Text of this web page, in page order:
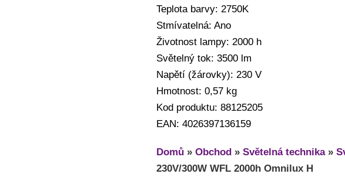
Teplota barvy: 2750K
Stmívatelná: Ano
Životnost lampy: 2000 h
Světelný tok: 3500 lm
Napětí (žárovky): 230 V
Hmotnost: 0,57 kg
Kod produktu: 88125205
EAN: 4026397136159
Domů » Obchod » Světelná technika»
230V/300W WFL 2000h Omnilux H